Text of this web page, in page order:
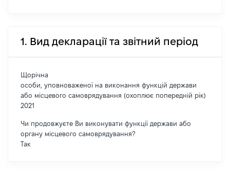
1. Вид декларації та звітний період
Щорічна
особи, уповноваженої на виконання функцій держави
або місцевого самоврядування (охоплює попередній рік)
2021
Чи продовжуєте Ви виконувати функції держави або
органу місцевого самоврядування?
Так